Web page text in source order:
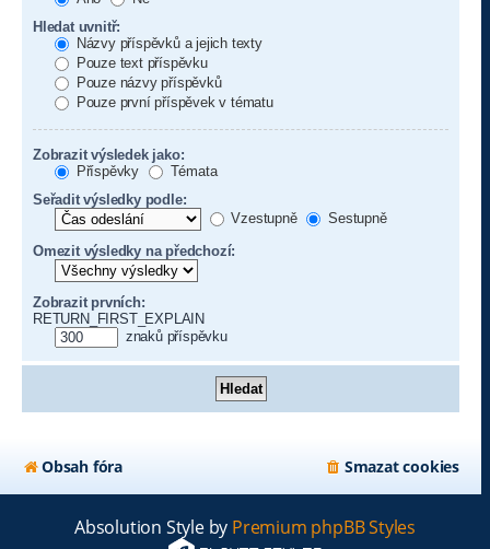
Hledat uvnitř:
Názvy příspěvků a jejich texty
Pouze text příspěvku
Pouze názvy příspěvků
Pouze první příspěvek v tématu
Zobrazit výsledek jako:
Příspěvky
Témata
Seřadit výsledky podle:
Vzestupně
Sestupně
Omezit výsledky na předchozí:
Zobrazit prvních:
RETURN_FIRST_EXPLAIN
znaků příspěvku
Obsah fóra Smazat cookies
Absolution Style by Premium phpBB Styles